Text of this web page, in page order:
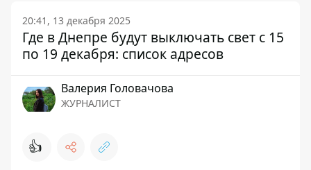
20:41, 13 декабря 2025
Где в Днепре будут выключать свет с 15
по 19 декабря: список адресов
Валерия Головачова
ЖУРНАЛИСТ
👍